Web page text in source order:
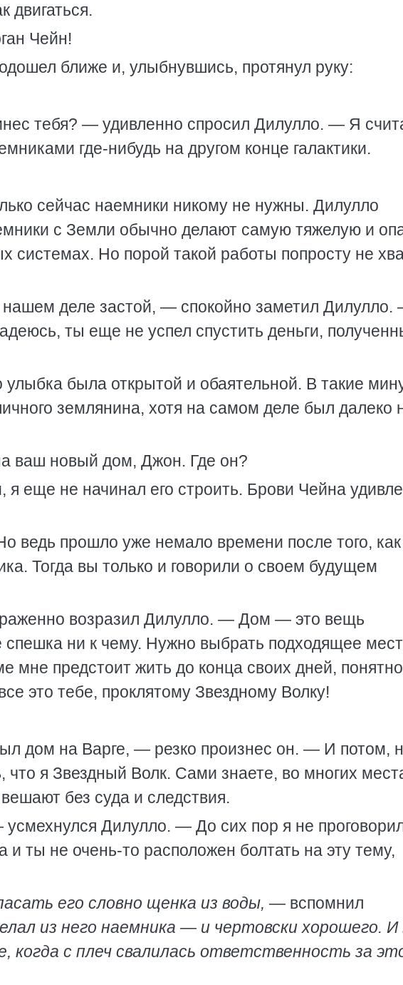
двигаться.
Чейн!
ближе и, улыбнувшись, протянул руку:
тебя? — удивленно спросил Дилулло. — Я
где-нибудь на другом конце галактики.
сейчас наемники никому не нужны. Дилулло
с Земли обычно делают самую тяжелую и
системах. Но порой такой работы попросту не
деле застой, — спокойно заметил
ты еще не успел спустить деньги,
улыбка была открытой и обаятельной. В такие
землянина, хотя на самом деле был далеко
ваш новый дом, Джон. Где он?
еще не начинал его строить. Брови Чейна
ведь прошло уже немало времени после того,
Тогда вы только и говорили о своем будущем
возразил Дилулло. — Дом — это вещь
спешка ни к чему. Нужно выбрать подходящее
мне предстоит жить до конца своих дней,
это тебе, проклятому Звездному Волку!
дом на Варге, — резко произнес он. — И потом,
что я Звездный Волк. Сами знаете, во многих
без суда и следствия.
Дилулло. — До сих пор я не
ты не очень-то расположен болтать на эту тему,
его словно щенка из воды, — вспомнил
из него наемника — и чертовски хорошего. И
когда с плеч свалилась ответственность за